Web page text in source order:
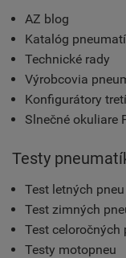
AZ blog
Katalóg
Technické rady
Výrobcovia
Konfigurátory
Slnečné okuliare
Testy
Test letných pneu
Test zimných
Test celoročných
Testy motopneu